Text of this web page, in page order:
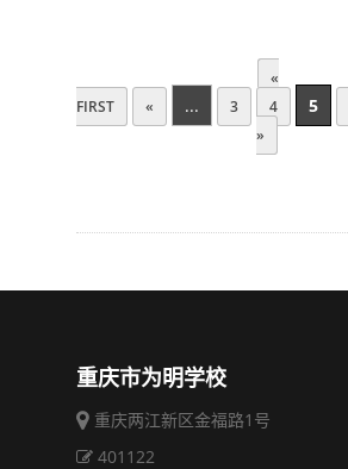
«
FIRST
« ... 3 4 5
»
重庆市为明学校
重庆两江新区金福路1号
401122